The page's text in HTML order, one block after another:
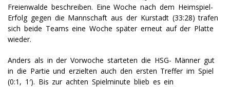
Freienwalde beschreiben. Eine Woche nach dem Heimspiel-
Erfolg gegen die Mannschaft aus der Kurstadt (33:28) trafen
sich beide Teams eine Woche später erneut auf der Platte
wieder.
Anders als in der Vorwoche starteten die HSG- Männer gut
in die Partie und erzielten auch den ersten Treffer im Spiel
(0:1, 1′). Bis zur achten Spielminute blieb es ein